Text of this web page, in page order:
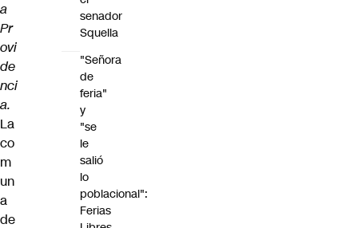
a
Pr
ovi
de
nci
a.
La
co
m
un
a
de
senador
Squella
"Señora
de
feria"
y
"se
le
salió
lo
poblacional":
Ferias